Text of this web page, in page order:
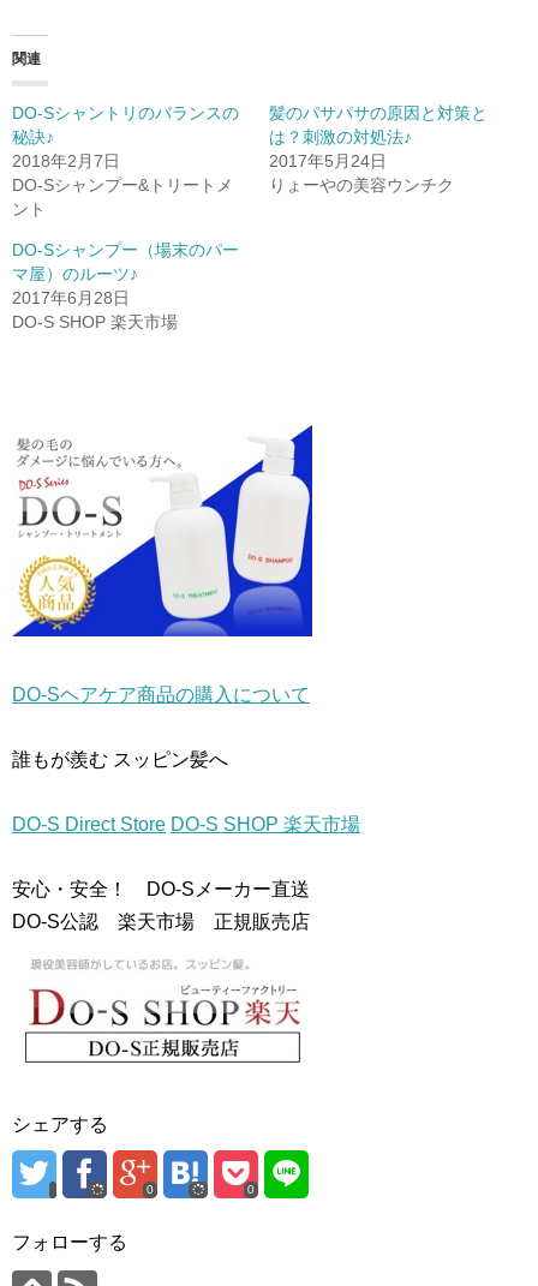
T
t
e
r
で
共
有
(
新
ウ
ィ
ン
ド
ウ
で
開
す
る
は
ク
リ
ッ
て
く
だ
さ
い
(
新
開
き
)
e
+
(
新
ィ
ン
ド
で
開
関連
DO-Sシャントリのバランスの
秘訣♪
2018年2月7日
DO-Sシャンプー&トリートメ
ント
髪のパサパサの原因と対策と
は？刺激の対処法♪
2017年5月24日
りょーやの美容ウンチク
DO-Sシャンプー（場末のパー
マ屋）のルーツ♪
2017年6月28日
DO-S SHOP 楽天市場
DO-Sヘアケア商品の購入について
誰もが羨む スッピン髪へ
DO-S Direct Store DO-S SHOP 楽天市場
安心・安全！ DO-Sメーカー直送
DO-S公認 楽天市場 正規販売店
シェアする
0 0
フォローする